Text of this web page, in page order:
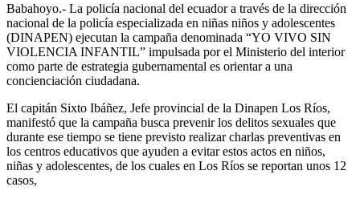
Babahoyo.- La policía nacional del ecuador a través de la dirección
nacional de la policía especializada en niñas niños y adolescentes
(DINAPEN) ejecutan la campaña denominada “YO VIVO SIN
VIOLENCIA INFANTIL” impulsada por el Ministerio del interior
como parte de estrategia gubernamental es orientar a una
concienciación ciudadana.
El capitán Sixto Ibáñez, Jefe provincial de la Dinapen Los Ríos,
manifestó que la campaña busca prevenir los delitos sexuales que
durante ese tiempo se tiene previsto realizar charlas preventivas en
los centros educativos que ayuden a evitar estos actos en niños,
niñas y adolescentes, de los cuales en Los Ríos se reportan unos 12
casos,